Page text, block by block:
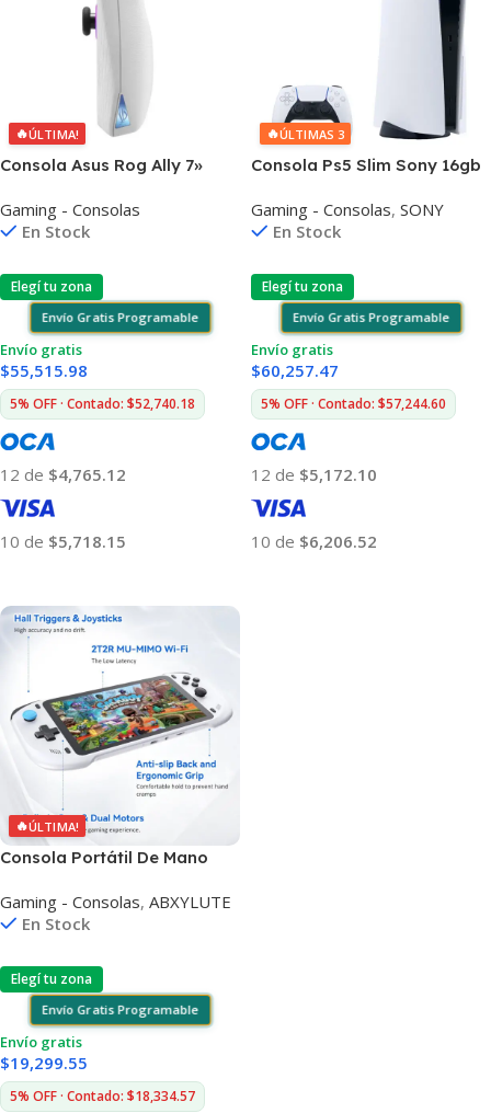
🔥ÚLTIMA!
Consola Asus Rog Ally 7»
Gaming - Consolas
En Stock
Elegí tu zona
Envío Gratis Programable
Envío gratis
$55,515.98
5% OFF · Contado: $52,740.18
12 de $4,765.12
10 de $5,718.15
🔥ÚLTIMAS 3
Consola Ps5 Slim Sony 16gb
Gran Turismo 7
Gaming - Consolas, SONY
En Stock
Elegí tu zona
Envío Gratis Programable
Envío gratis
$60,257.47
5% OFF · Contado: $57,244.60
12 de $5,172.10
10 de $6,206.52
🔥ÚLTIMA!
Consola Portátil De Mano
64gb
Gaming - Consolas, ABXYLUTE
En Stock
Elegí tu zona
Envío Gratis Programable
Envío gratis
$19,299.55
5% OFF · Contado: $18,334.57